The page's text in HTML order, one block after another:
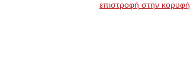
επιστροφή στην κορυφή